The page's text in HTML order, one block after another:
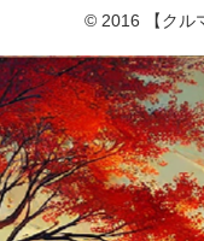
© 2016 【クル